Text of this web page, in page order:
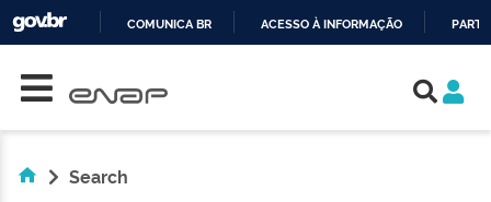
COMUNICA BR ACESSO À INFORMAÇÃO
Search